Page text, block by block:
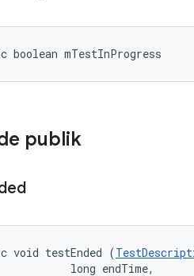
boolean mTestInProgress
publik
void testEnded (
long endTime,